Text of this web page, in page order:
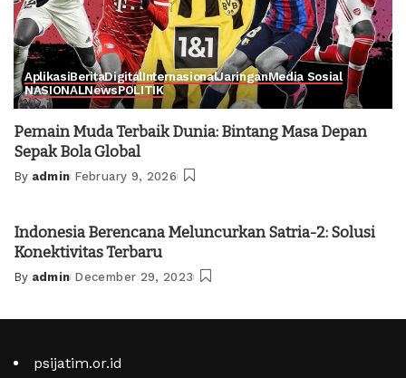
AplikasiBeritaDigitalInternasionalJaringanMedia Sosial
NASIONALNewsPOLITIK
Pemain Muda Terbaik Dunia: Bintang Masa Depan
Sepak Bola Global
Posted
By admin February 9, 2026
Indonesia Berencana Meluncurkan Satria-2: Solusi
Konektivitas Terbaru
Posted
By admin December 29, 2023
psijatim.or.id